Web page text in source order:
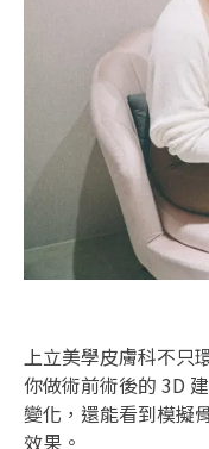
上立美學皮膚科不只
你做術前術後的 3D
變化，還能看到模擬
效果。